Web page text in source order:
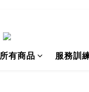
所有商品 服務訓